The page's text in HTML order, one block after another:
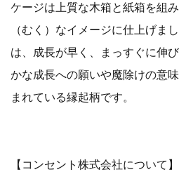
ケージは上質な木箱と紙箱を組
（むく）なイメージに仕上げま
は、成長が早く、まっすぐに伸
かな成長への願いや魔除けの意
まれている縁起柄です。
【コンセント株式会社について】